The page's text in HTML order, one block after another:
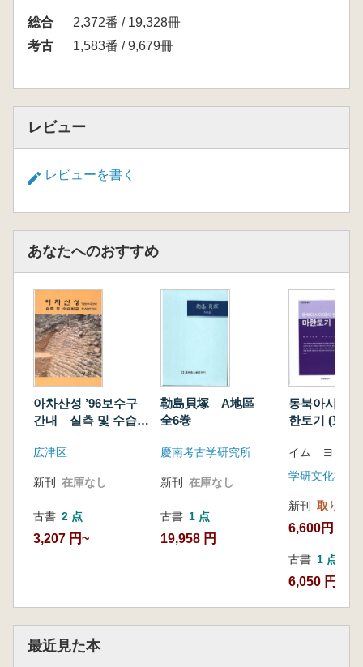
総合
2,372番 / 19,328冊
考古
1,583番 / 9,679冊
レビュー
レビューを書く
あなたへのおすすめ
아차산성 ’96보수구
간내 실측 및 수습발
山城 96年保守区間
調査報告書)
広津区
新刊 在庫なし
古書 2 点
3,207 円~
勒島貝塚 A地區
全6巻
慶南考古学研究所
新刊 在庫なし
古書 1 点
19,958 円
동북아시아
한토기 (東北
イム ヨンジ
学研文化社
新刊 取り寄せ
6,600円
古書 1 点
6,050 円
最近見た本